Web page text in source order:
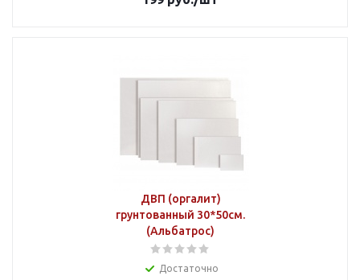
ДВП (оргалит)
грунтованный 30*50см.
(Альбатрос)
Достаточно